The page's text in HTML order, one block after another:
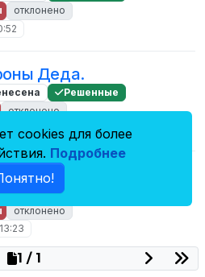
отклонено
Деда.
Решенные
отклонено
Решенные
отклонено
1 / 1
cookies для более
Подробнее